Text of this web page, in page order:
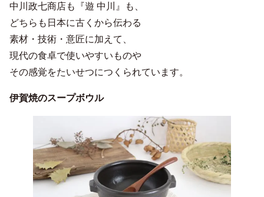
中川政七商店も『遊 中川』も、
どちらも日本に古くから伝わる
素材・技術・意匠に加えて、
現代の食卓で使いやすいものや
その感覚をたいせつにつくられています。
伊賀焼のスープボウル